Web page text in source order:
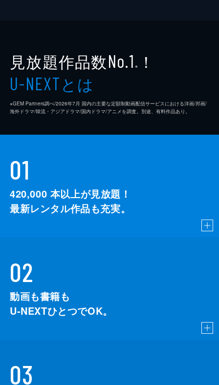
見放題作品数No.1 ※ ！
U-NEXTとは
※GEM Partners調べ/2026年7⽉ 国内の主要な定額制動画配信サービスにおける洋画/邦画/
海外ドラマ/韓流・アジアドラマ/国内ドラマ/アニメを調査。別途、有料作品あり。
01
420,000 本以上が見放題！
最新レンタル作品も充実。
02
動画も書籍も
U-NEXTひとつでOK。
03